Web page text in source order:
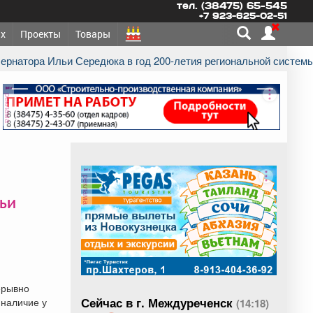
тел. (38475) 65-545
+7 923-625-02-51
Проекты Товары
Ильи Середюка в год 200-летия региональной
реклама
у
реклама
Сейчас в г. Междуреченск (14:18)